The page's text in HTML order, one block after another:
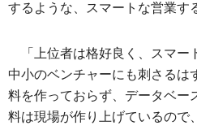
するような、スマートな営業す
「上位者は格好良く、スマ
中小のベンチャーにも刺さるは
料を作っておらず、データベー
料は現場が作り上げているので